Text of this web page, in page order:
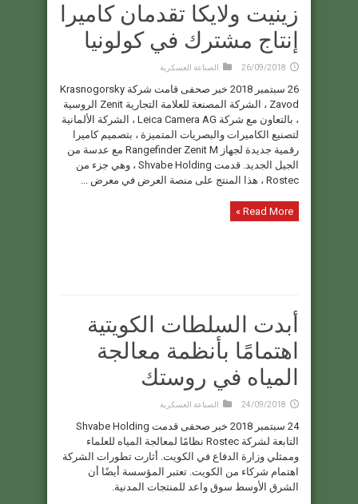
زينيت ولايكا تقدمان كاميرا
إنتاج مشترك في كولونيا
26/09/2018 الصناعة العسكرية
26 سبتمبر 2018 خبر صحفى قامت شركة Krasnogorsky
Zavod ، الشركة المصنعة للعلامة التجارية Zenit الروسية
، بالتعاون مع شركة Leica Camera AG ، الشركة الألمانية
لتصنيع الكاميرات والبصريات المتميزة ، بتصميم كاميرا
رقمية جديدة لجهاز Rangefinder Zenit M مع عدسة من
الجيل الجديد. قدمت Shvabe Holding ، وهي جزء من
Rostec ، هذا المنتج على منصة العرض في معرض ...
Read More »
أبدت السلطات الكويتية
اهتمامًا بأنظمة معالجة
المياه في روستك
24/09/2018 الصناعة العسكرية
24 سبتمبر 2018 خبر صحفى قدمت Shvabe Holding
التابعة لشركة Rostec نظامًا لمعالجة المياه للعلماء
وممثلي وزارة الدفاع في الكويت. أثارت تطورات الشركة
اهتمام شركاء من الكويت. تعتبر المؤسسة أيضًا أن
الشرق الأوسط سوق واعد للمنتجات المدنية.